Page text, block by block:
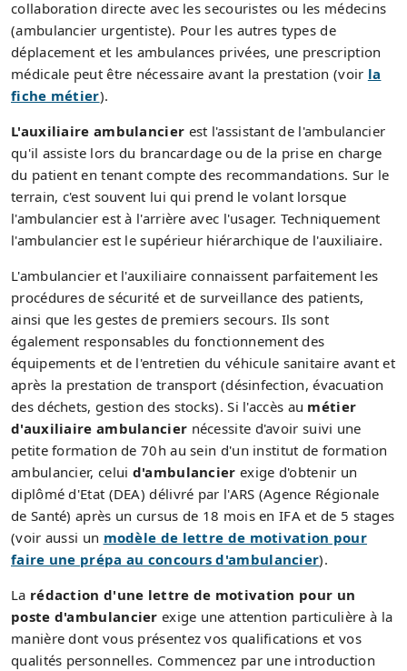
collaboration directe avec les secouristes ou les médecins
(ambulancier urgentiste). Pour les autres types de
déplacement et les ambulances privées, une prescription
médicale peut être nécessaire avant la prestation (voir la
fiche métier).
L'auxiliaire ambulancier est l'assistant de l'ambulancier
qu'il assiste lors du brancardage ou de la prise en charge
du patient en tenant compte des recommandations. Sur le
terrain, c'est souvent lui qui prend le volant lorsque
l'ambulancier est à l'arrière avec l'usager. Techniquement
l'ambulancier est le supérieur hiérarchique de l'auxiliaire.
L'ambulancier et l'auxiliaire connaissent parfaitement les
procédures de sécurité et de surveillance des patients,
ainsi que les gestes de premiers secours. Ils sont
également responsables du fonctionnement des
équipements et de l'entretien du véhicule sanitaire avant et
après la prestation de transport (désinfection, évacuation
des déchets, gestion des stocks). Si l'accès au métier
d'auxiliaire ambulancier nécessite d'avoir suivi une
petite formation de 70h au sein d'un institut de formation
ambulancier, celui d'ambulancier exige d'obtenir un
diplômé d'Etat (DEA) délivré par l'ARS (Agence Régionale
de Santé) après un cursus de 18 mois en IFA et de 5 stages
(voir aussi un modèle de lettre de motivation pour
faire une prépa au concours d'ambulancier).
La rédaction d'une lettre de motivation pour un
poste d'ambulancier exige une attention particulière à la
manière dont vous présentez vos qualifications et vos
qualités personnelles. Commencez par une introduction